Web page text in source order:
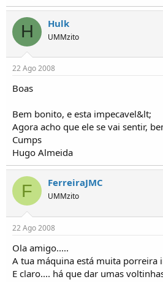
H Hulk
UMMzito
22 Ago 2008
Boas
Bem bonito, e esta impecavel&lt;
Agora acho que ele se vai sentir,
Cumps
Hugo Almeida
F FerreiraJMC
UMMzito
22 Ago 2008
Ola amigo.....
A tua máquina está muita porreira
E claro.... há que dar umas